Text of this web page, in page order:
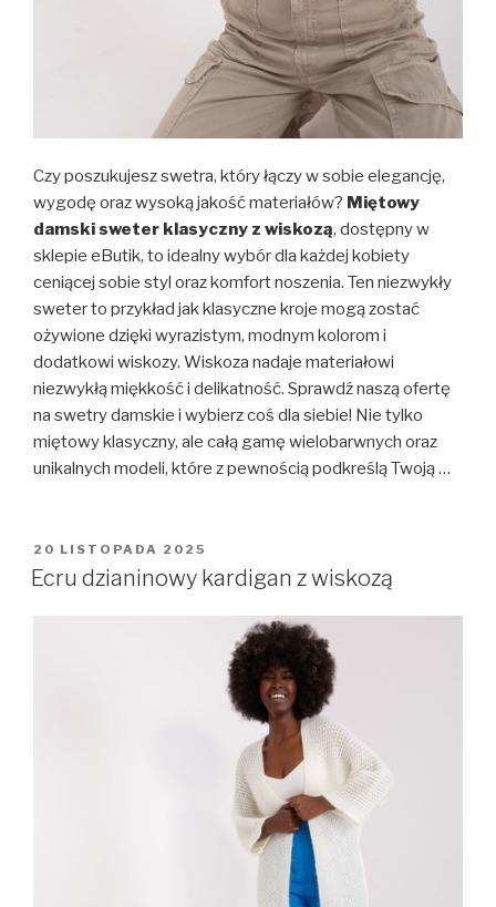
Czy poszukujesz swetra, który łączy w sobie elegancję,
wygodę oraz wysoką jakość materiałów? Miętowy
damski sweter klasyczny z wiskozą, dostępny w
sklepie eButik, to idealny wybór dla każdej kobiety
ceniącej sobie styl oraz komfort noszenia. Ten niezwykły
sweter to przykład jak klasyczne kroje mogą zostać
ożywione dzięki wyrazistym, modnym kolorom i
dodatkowi wiskozy. Wiskoza nadaje materiałowi
niezwykłą miękkość i delikatność. Sprawdź naszą ofertę
na swetry damskie i wybierz coś dla siebie! Nie tylko
miętowy klasyczny, ale całą gamę wielobarwnych oraz
unikalnych modeli, które z pewnością podkreślą Twoją …
OPUBLIKOWANE
W
20 LISTOPADA 2025
Ecru dzianinowy kardigan z wiskozą